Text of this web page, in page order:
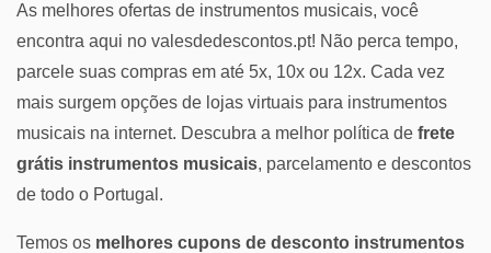
As melhores ofertas de instrumentos musicais, você
encontra aqui no valesdedescontos.pt! Não perca tempo,
parcele suas compras em até 5x, 10x ou 12x. Cada vez
mais surgem opções de lojas virtuais para instrumentos
musicais na internet. Descubra a melhor política de frete
grátis instrumentos musicais, parcelamento e descontos
de todo o Portugal.
Temos os melhores cupons de desconto instrumentos